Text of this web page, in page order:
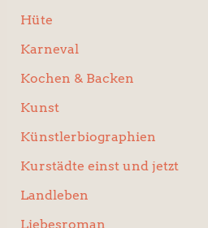
Hüte
Karneval
Kochen & Backen
Kunst
Künstlerbiographien
Kurstädte einst und jetzt
Landleben
Liebesroman